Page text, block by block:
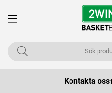
Kontakta oss